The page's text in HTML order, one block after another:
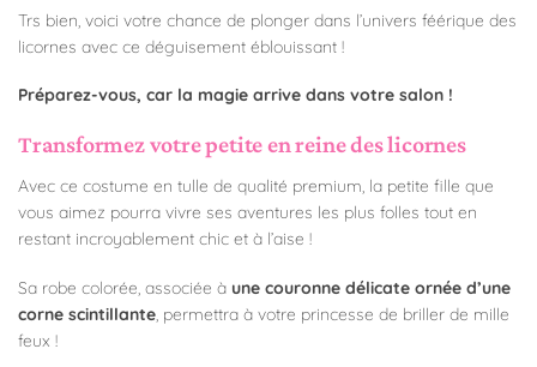
Trs bien, voici votre chance de plonger dans l’univers féérique des
licornes avec ce déguisement éblouissant !
Préparez-vous, car la magie arrive dans votre salon !
Transformez votre petite en reine des licornes
Avec ce costume en tulle de qualité premium, la petite fille que
vous aimez pourra vivre ses aventures les plus folles tout en
restant incroyablement chic et à l’aise !
Sa robe colorée, associée à une couronne délicate ornée d’une
corne scintillante, permettra à votre princesse de briller de mille
feux !